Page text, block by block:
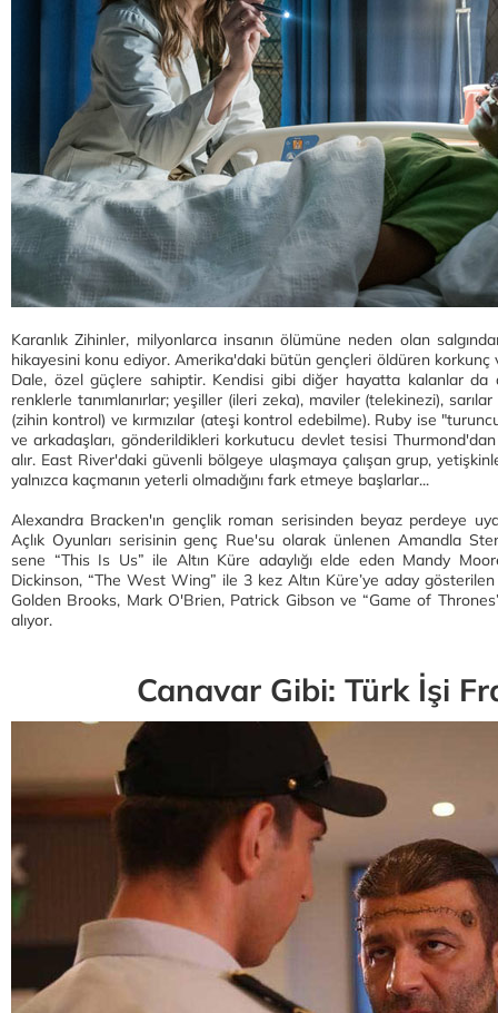
Karanlık Zihinler, milyonlarca insanın ölümüne neden olan
hikayesini konu ediyor. Amerika'daki bütün gençleri öldüren korkunç
Dale, özel güçlere sahiptir. Kendisi gibi diğer hayatta kalanlar da
renklerle tanımlanırlar; yeşiller (ileri zeka), maviler (telekinezi),
(zihin kontrol) ve kırmızılar (ateşi kontrol edebilme). Ruby ise
ve arkadaşları, gönderildikleri korkutucu devlet tesisi
alır. East River'daki güvenli bölgeye ulaşmaya çalışan grup,
yalnızca kaçmanın yeterli olmadığını fark etmeye başlarlar...
Alexandra Bracken'ın gençlik roman serisinden beyaz perdeye
Açlık Oyunları serisinin genç Rue'su olarak ünlenen Amandla
sene “This Is Us” ile Altın Küre adaylığı elde eden Mandy
Dickinson, “The West Wing” ile 3 kez Altın Küre’ye aday
Golden Brooks, Mark O'Brien, Patrick Gibson ve “Game of
alıyor.
Canavar Gibi: Türk İşi